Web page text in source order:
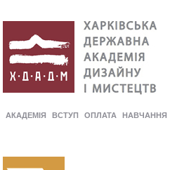
АКАДЕМІЯ ВСТУП ОПЛАТА НАВЧАННЯ